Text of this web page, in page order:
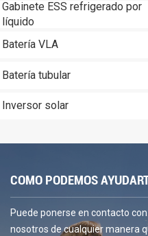
Gabinete ESS refrigerado por
líquido
Batería VLA
Batería tubular
Inversor solar
COMO PODEMOS
Puede ponerse en contacto con
nosotros de cualquier manera